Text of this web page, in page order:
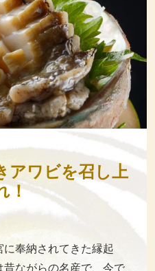
アワビを召し上
！
奉納されてきた縁起
ながらの名産で、今で